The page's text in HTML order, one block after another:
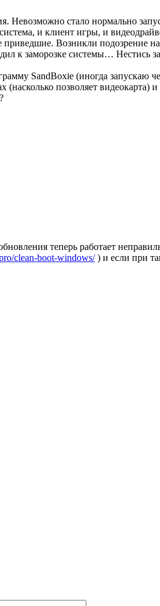
Невозможно стало нормально
и клиент игры, и
Возникли подозрение
к заморозке системы… Нестись
SandBoxie (иногда
(насколько позволяет видеокарта)
теперь работает
clean-boot-windows/) и если при